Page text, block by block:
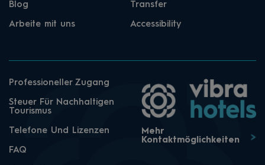
Blog Transfer
Arbeite mit uns Accessibility
Professioneller Zugang
Steuer Für Nachhaltigen
Tourismus
Telefone Und Lizenzen
FAQ
Mehr
Kontaktmöglichkeiten